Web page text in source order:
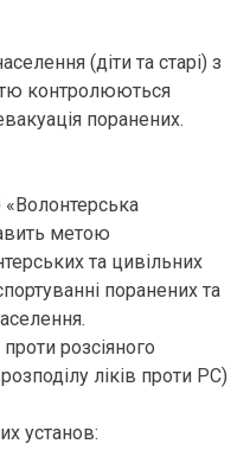
(діти та старі) з
контролюються
поранених.
«Волонтерська
метою
та цивільних
поранених та
розсіяного
ліків проти РС)
установ: